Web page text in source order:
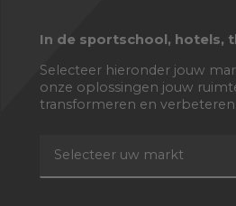
In de sportschool, hotels,
Selecteer hieronder jouw
onze oplossingen jouw
transformeren en verbeteren.
Selecteer uw markt